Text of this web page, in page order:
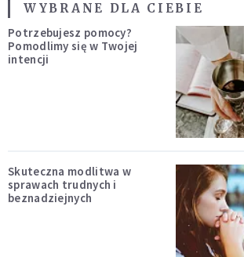
WYBRANE DLA CIEBIE
Potrzebujesz pomocy?
Pomodlimy się w Twojej
intencji
Skuteczna modlitwa w
sprawach trudnych i
beznadziejnych